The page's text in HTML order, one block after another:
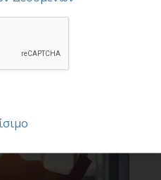
καλύτερη όταν οι